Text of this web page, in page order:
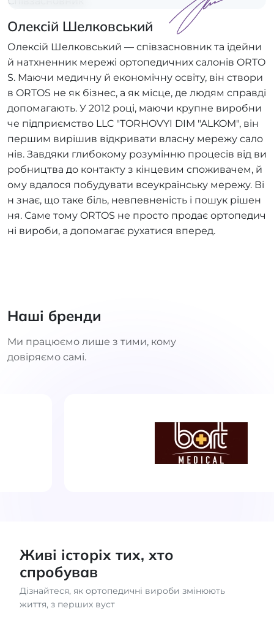
Олексій Шелковський
Олексій Шелковський — співзасновник та ідейни
й натхненник мережі ортопедичних салонів ORTO
S. Маючи медичну й економічну освіту, він створи
в ORTOS не як бізнес, а як місце, де людям справді
допомагають. У 2012 році, маючи крупне виробни
че підприємство LLC "TORHOVYI DIM "ALKOM", він
першим вирішив відкривати власну мережу сало
нів. Завдяки глибокому розумінню процесів від ви
робництва до контакту з кінцевим споживачем, й
ому вдалося побудувати всеукраїнську мережу. Ві
н знає, що таке біль, невпевненість і пошук рішен
ня. Саме тому ORTOS не просто продає ортопедич
ні вироби, а допомагає рухатися вперед.
Наші бренди
Ми працюємо лише з тими, кому
довіряємо самі.
Живі історіх тих, хто
спробував
Дізнайтеся, як ортопедичні вироби змінюють
життя, з перших вуст